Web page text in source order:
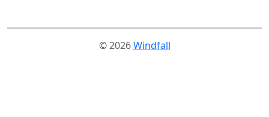
© 2026Windfall